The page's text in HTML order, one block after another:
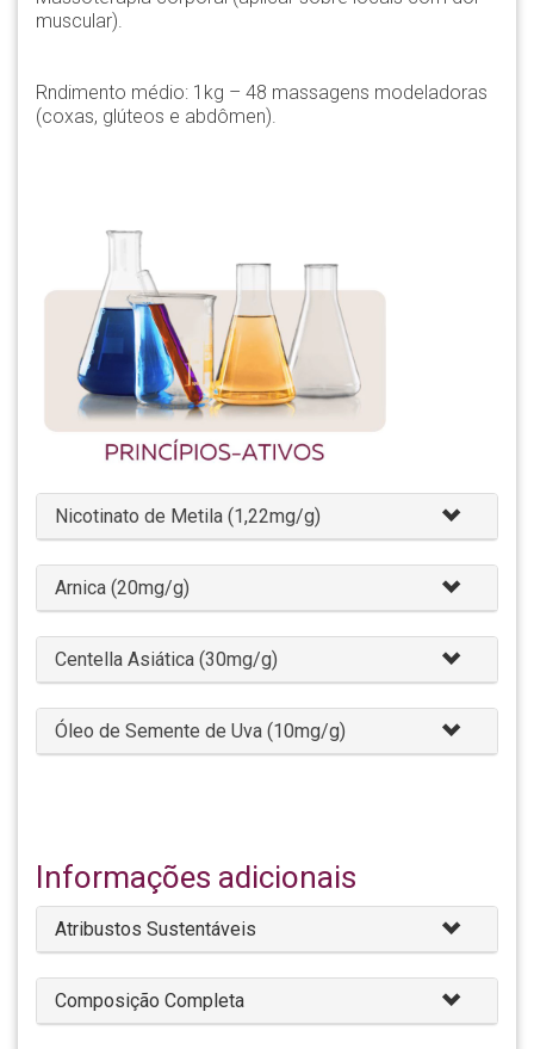
muscular).
Rndimento médio: 1kg – 48 massagens modeladoras
(coxas, glúteos e abdômen).
Nicotinato de Metila (1,22mg/g)
Arnica (20mg/g)
Centella Asiática (30mg/g)
Óleo de Semente de Uva (10mg/g)
Informações adicionais
Atribustos Sustentáveis
Composição Completa